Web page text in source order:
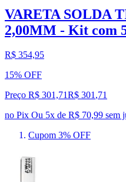
VARETA SOLDA
2,00MM - Kit com
R$ 354,95
15% OFF
Preço R$ 301,71R$ 301,71
no Pix Ou 5x de R$ 70,99 sem
Cupom 3% OFF